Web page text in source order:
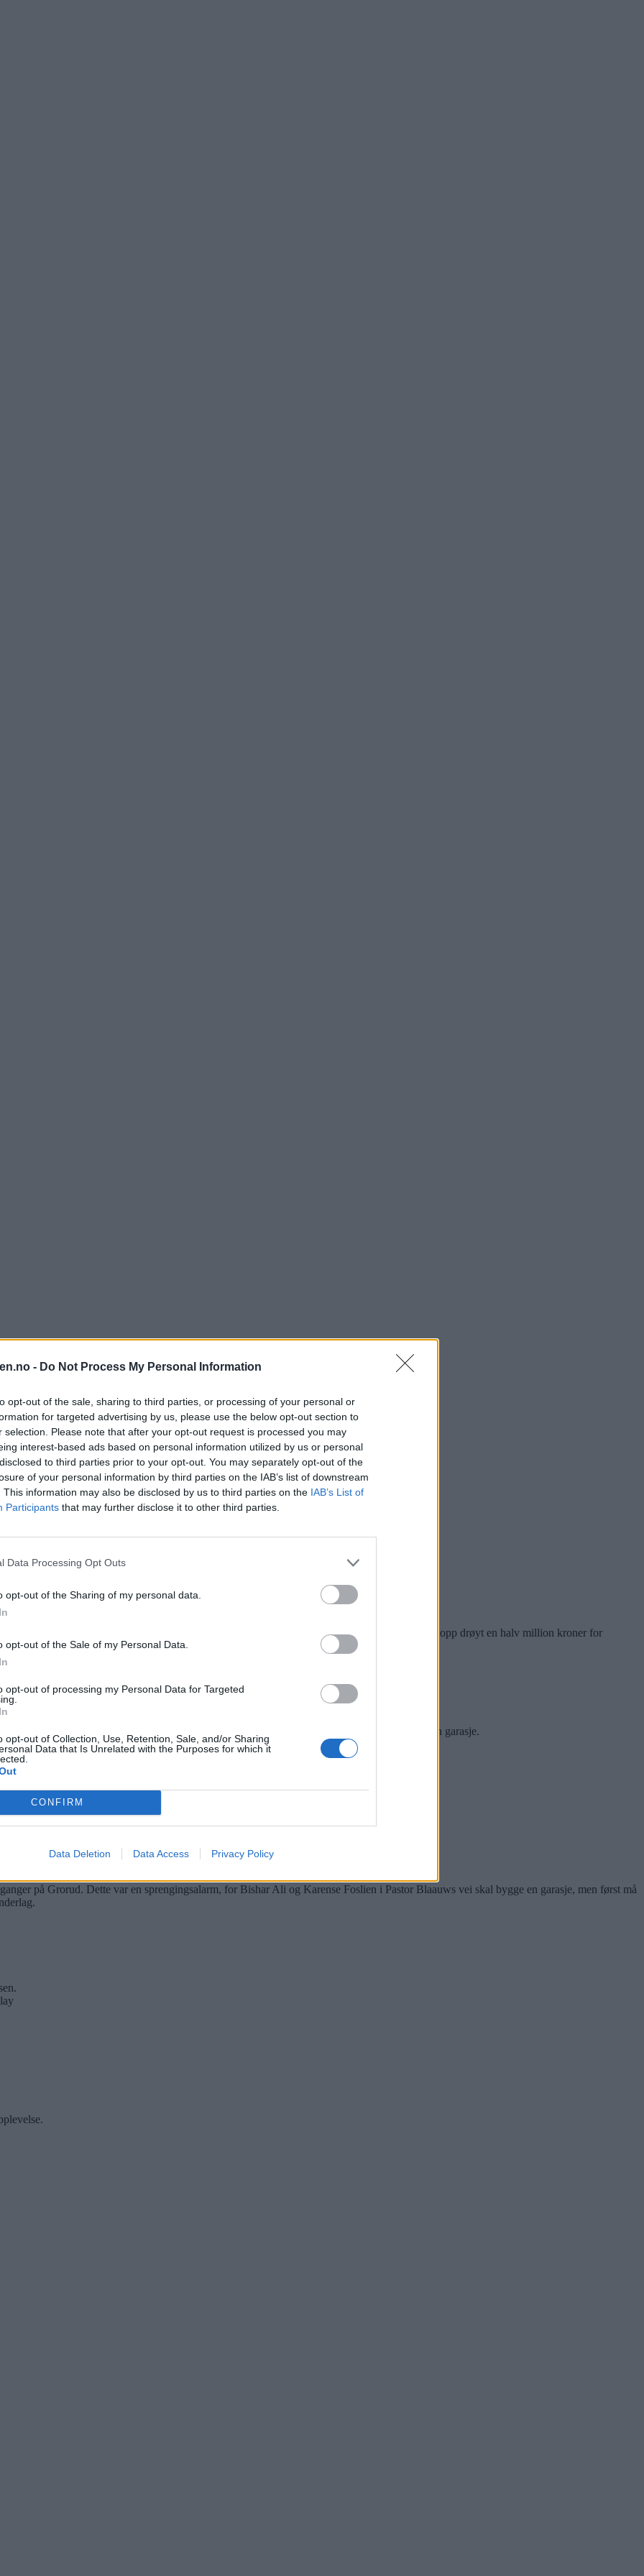
- Do Not Process My Personal Information
opt-out of the sale, sharing to third parties, or processing of your personal or
for targeted advertising by us, please use the below opt-out section to
selection. Please note that after your opt-out request is processed you may
interest-based ads based on personal information utilized by us or personal
to third parties prior to your opt-out. You may separately opt-out of the
of your personal information by third parties on the IAB’s list of downstream
This information may also be disclosed by us to third parties on the IAB’s List of
Participants that may further disclose it to other third parties.
Data Processing Opt Outs
opt-out of the Sharing of my personal data.
opt-out of the Sale of my Personal Data.
opt-out of processing my Personal Data for Targeted
opt-out of Collection, Use, Retention, Sale, and/or Sharing
Data that Is Unrelated with the Purposes for which it
CONFIRM
Data Deletion Data Access Privacy Policy
skal bygge garasje til bilen sin, men Byantikvaren har bestemt at først må ekteparet bla opp drøyt en halv million kroner for
Veum ApnesethBilde 1 av 1
en paviljong
Karense bygger en paviljong - på egen regning - i bytte mot at ekteparet får lov til å bygge en garasje.
på Grorud. Dette var en sprengingsalarm, for Bishar Ali og Karense Foslien i Pastor Blaauws vei skal bygge en garasje, men først må